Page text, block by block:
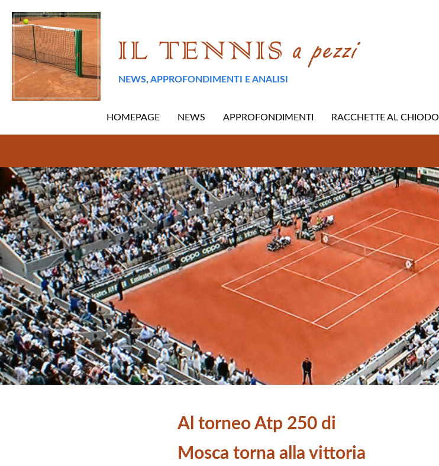
NEWS, APPROFONDIMENTI E ANALISI
HOMEPAGE NEWS APPROFONDIMENTI RACCHETTE AL CHIODO
Al torneo Atp 250 di
Mosca torna alla vittoria